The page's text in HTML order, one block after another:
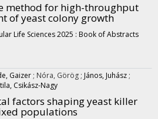
method for high-throughput
of yeast colony growth
Life Sciences 2025 : Book of Abstracts
Gaizer ; Nóra, Görög ; János, Juhász ;
Csikász-Nagy
factors shaping yeast killer
populations